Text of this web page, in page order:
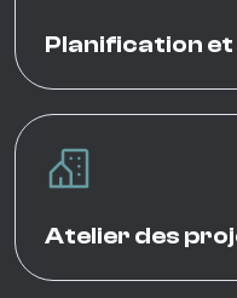
Planification
Atelier des